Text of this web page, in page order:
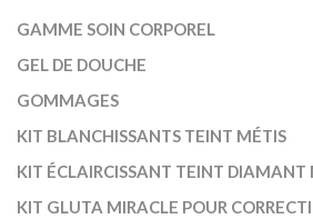
GAMME SOIN CORPOREL
GEL DE DOUCHE
GOMMAGES
KIT BLANCHISSANTS TEINT MÉTIS
KIT ÉCLAIRCISSANT TEINT DIAMANT
KIT GLUTA MIRACLE POUR